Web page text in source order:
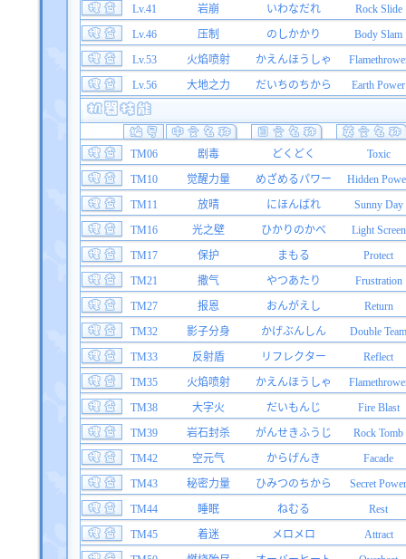
Lv.41
岩崩 いわなだれ
Rock Slide
Lv.46
压制 のしかかり
Body Slam
Lv.53
火焰喷射 かえんほうしゃ
Lv.56
大地之力 だいちのちから Earth Power
TM06 剧毒 どくどく
Toxic
TM10
觉醒力量 めざめるパワー
Hidden
TM11
放晴 にほんばれ
Sunny Day
TM16
光之壁 ひかりのかべ
Light Screen
TM17
保护 まもる
Protect
TM21
撒气 やつあたり
Frustration
TM27
报恩 おんがえし
Return
TM32
影子分身 かげぶんしん
Double Team
TM33
反射盾 リフレクター
Reflect
TM35
火焰喷射 かえんほうしゃ
TM38
大字火 だいもんじ
Fire Blast
TM39
岩石封杀 がんせきふうじ
Rock Tomb
TM42
空元气 からげんき
Facade
TM43
秘密力量 ひみつのちから
Secret Power
TM44
睡眠 ねむる
Rest
TM45
着迷 メロメロ
Attract